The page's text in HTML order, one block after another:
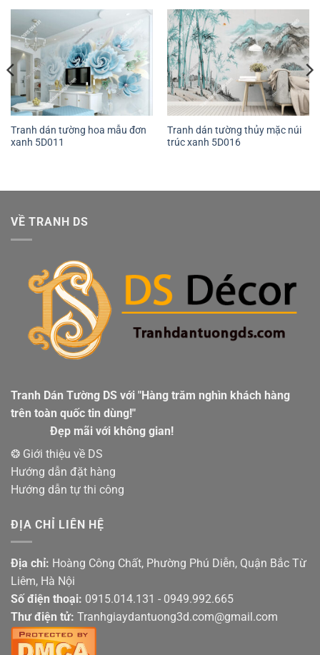
Tranh dán tường hoa mẫu đơn
xanh 5D011
Tranh dán tường thủy mặc núi
trúc xanh 5D016
VỀ TRANH DS
Tranh Dán Tường DS với "Hàng trăm nghìn khách hàng
trên toàn quốc tin dùng!"
Đẹp mãi với không gian!
❂ Giới thiệu về DS
Hướng dẫn đặt hàng
Hướng dẫn tự thi công
ĐỊA CHỈ LIÊN HỆ
Địa chỉ: Hoàng Công Chất, Phường Phú Diễn, Quận Bắc Từ
Liêm, Hà Nội
Số điện thoại: 0915.014.131 - 0949.992.665
Thư điện tử: Tranhgiaydantuong3d.com@gmail.com